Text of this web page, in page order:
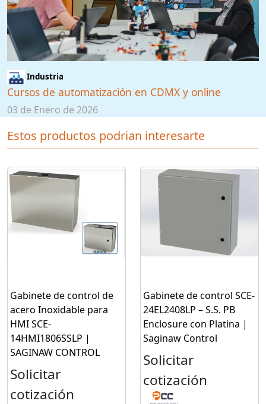
Industria
Cursos de automatización en CDMX y online
03 de Enero de 2026
Estos productos podrian interesarte
Gabinete de control de
acero Inoxidable para
HMI SCE-
14HMI1806SSLP |
SAGINAW CONTROL
Solicitar
cotización
Gabinete de control SCE-
24EL2408LP – S.S. PB
Enclosure con Platina |
Saginaw Control
Solicitar
cotización